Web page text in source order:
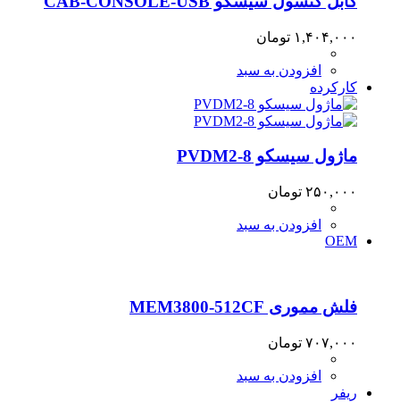
۱,۴۰۴,۰۰۰ تومان
افزودن به سبد
کارکرده
ماژول سیسکو PVDM2-8
۲۵۰,۰۰۰ تومان
افزودن به سبد
OEM
فلش مموری MEM3800-512CF
۷۰۷,۰۰۰ تومان
افزودن به سبد
ریفر